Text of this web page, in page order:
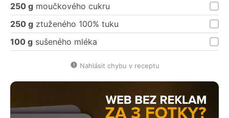
250 g moučkového cukru
250 g ztuženého 100% tuku
100 g sušeného mléka
Nahlásit chybu v receptu